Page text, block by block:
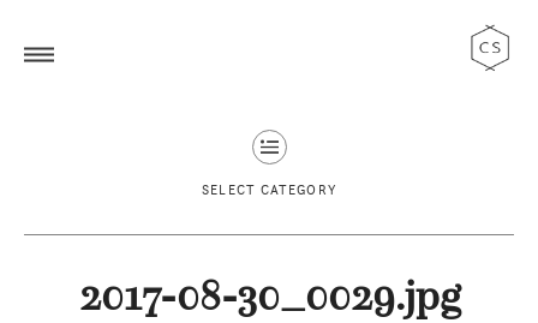
SELECT CATEGORY
2017-08-30_0029.jpg